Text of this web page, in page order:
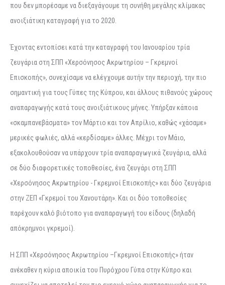
που δεν μπορέσαμε να διεξαγάγουμε τη συνήθη μεγάλης κλίμακας
ανοιξιάτικη καταγραφή για το 2020.
Έχοντας εντοπίσει κατά την καταγραφή του Ιανουαρίου τρία
ζευγάρια στη ΣΠΠ «Χερσόνησος Ακρωτηρίου – Γκρεμνοί
Επισκοπής», συνεχίσαμε να ελέγχουμε αυτήν την περιοχή, την πιο
σημαντική για τους Γύπες της Κύπρου, και άλλους πιθανούς χώρους
αναπαραγωγής κατά τους ανοιξιάτικους μήνες. Υπήρξαν κάποια
«σκαμπανεβάσματα» τον Μάρτιο και τον Απρίλιο, καθώς «χάσαμε»
μερικές φωλιές, αλλά «κερδίσαμε» άλλες. Μέχρι τον Μάιο,
εξακολουθούσαν να υπάρχουν τρία αναπαραγωγικά ζευγάρια, αλλά
σε δύο διαφορετικές τοποθεσίες, ένα ζευγάρι στη ΣΠΠ
«Χερσόνησος Ακρωτηρίου - Γκρεμνοί Επισκοπής» και δύο ζευγάρια
στην ΖΕΠ «Γκρεμοί του Χανουτάρη». Και οι δύο τοποθεσίες
παρέχουν καλό βιότοπο για αναπαραγωγή του είδους (δηλαδή
απόκρημνοι γκρεμοί).
Η ΣΠΠ «Χερσόνησος Ακρωτηρίου –Γκρεμνοί Επισκοπής» ήταν
ανέκαθεν η κύρια αποικία του Πυρόχρου Γύπα στην Κύπρο και